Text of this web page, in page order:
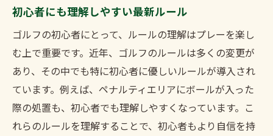
初心者にも理解しやすい最新ルール
ゴルフの初心者にとって、ルールの理解はプレーを楽し
む上で重要です。近年、ゴルフのルールは多くの変更が
あり、その中でも特に初心者に優しいルールが導入され
ています。例えば、ペナルティエリアにボールが入った
際の処置も、初心者でも理解しやすくなっています。こ
れらのルールを理解することで、初心者もより自信を持